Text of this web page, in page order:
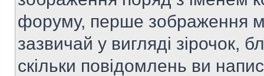
форуму, перше зображення
зазвичай у вигляді зірочок,
скільки повідомлень ви